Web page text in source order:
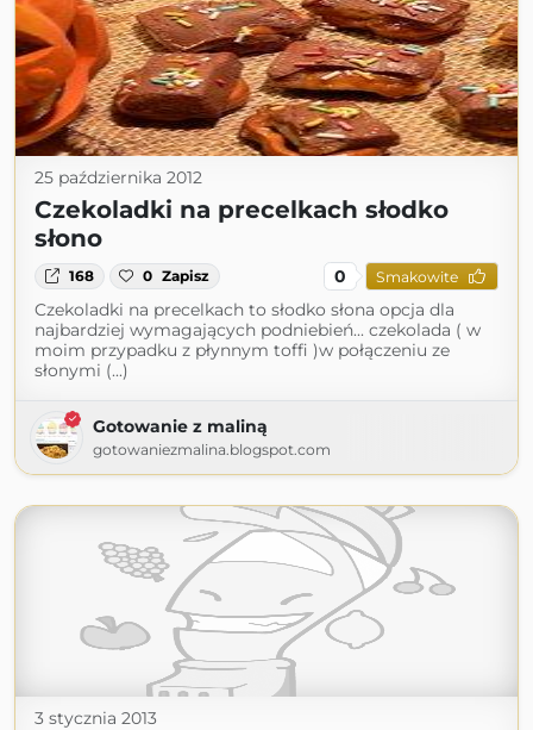
25 października 2012
Czekoladki na precelkach słodko
słono
168 0 Zapisz 0 Smakowite
Czekoladki na precelkach to słodko słona opcja dla
najbardziej wymagających podniebień... czekolada ( w
moim przypadku z płynnym toffi )w połączeniu ze
słonymi (...)
Gotowanie z maliną
gotowaniezmalina.blogspot.com
3 stycznia 2013